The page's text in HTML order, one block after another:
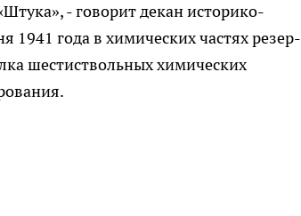
- говорит декан историко-
1941 года в химических частях резер­
шестиствольных хи­мических